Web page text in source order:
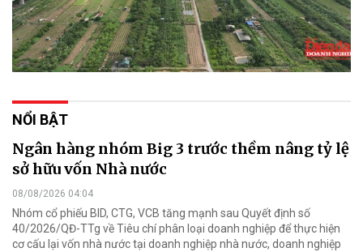
NỔI BẬT
Ngân hàng nhóm Big 3 trước thềm nâng tỷ lệ
sở hữu vốn Nhà nước
08/08/2026 04:04
Nhóm cổ phiếu BID, CTG, VCB tăng mạnh sau Quyết định số
40/2026/QĐ-TTg về Tiêu chí phân loại doanh nghiệp để thực hiện
cơ cấu lại vốn nhà nước tại doanh nghiệp nhà nước, doanh nghiệp